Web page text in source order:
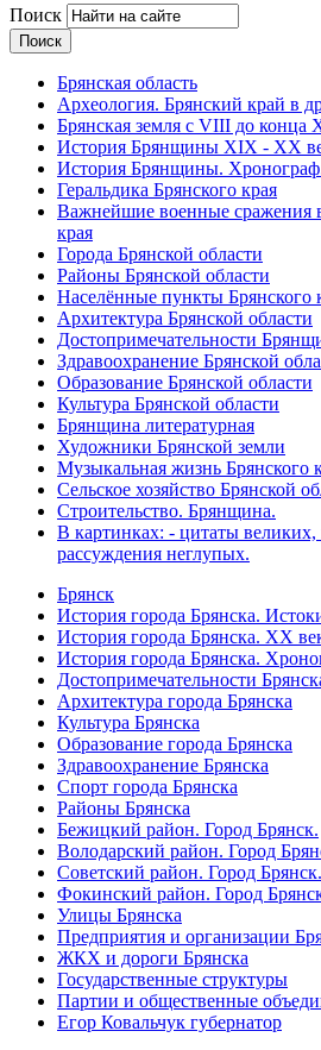
Поиск
Брянская область
Археология. Брянский край в
Брянская земля с VIII до конца
История Брянщины XIX - XX
История Брянщины.
Геральдика Брянского края
Важнейшие военные сражения
края
Города Брянской области
Районы Брянской области
Населённые пункты Брянского
Архитектура Брянской области
Достопримечательности
Здравоохранение Брянской
Образование Брянской области
Культура Брянской области
Брянщина литературная
Художники Брянской земли
Музыкальная жизнь Брянского
Сельское хозяйство Брянской
Строительство. Брянщина.
В картинках: - цитаты
рассуждения неглупых.
Брянск
История города Брянска.
История города Брянска. XX
История города Брянска.
Достопримечательности
Архитектура города Брянска
Культура Брянска
Образование города Брянска
Здравоохранение Брянска
Спорт города Брянска
Районы Брянска
Бежицкий район. Город Брянск.
Володарский район. Город
Советский район. Город Брянск.
Фокинский район. Город
Улицы Брянска
Предприятия и организации
ЖКХ и дороги Брянска
Государственные структуры
Партии и общественные
Егор Ковальчук губернатор